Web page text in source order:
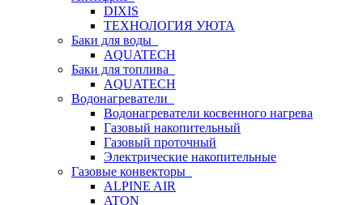
DIXIS
ТЕХНОЛОГИЯ УЮТА
Баки для воды
AQUATECH
Баки для топлива
AQUATECH
Водонагреватели
Водонагреватели косвенного нагрева
Газовый накопительный
Газовый проточный
Электрические накопительные
Газовые конвекторы
ALPINE AIR
ATON